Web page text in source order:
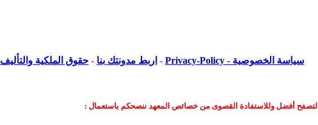
سياسة الخصوصية - Privacy-Policy - اربط مدونتك بنا - حقوق الملكية والتأليف
لتصفح أفضل وللاستفادة القصوى من خصائص المعهد ننصحكم باستعمال :